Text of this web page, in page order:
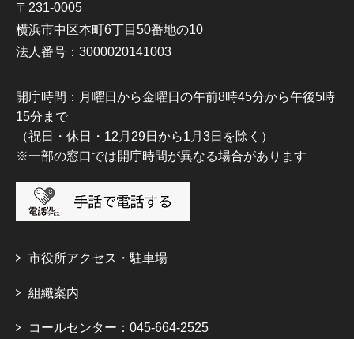
〒231-0005
横浜市中区本町6丁目50番地の10
法人番号：3000020141003
開庁時間：月曜日から金曜日の午前8時45分から午後5時
15分まで
（祝日・休日・12月29日から1月3日を除く）
※一部の窓口では開庁時間が異なる場合があります
市役所アクセス・駐車場
組織案内
コールセンター：045-664-2525